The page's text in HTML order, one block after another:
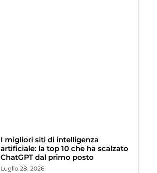
I migliori siti di intelligenza
artificiale: la top 10 che ha scalzato
ChatGPT dal primo posto
Luglio 28, 2026